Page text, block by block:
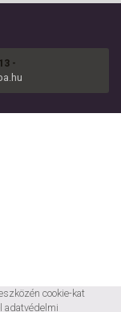
-
cookie-kat
adatvédelmi